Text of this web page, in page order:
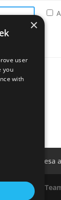
Digital
×
user
you
with